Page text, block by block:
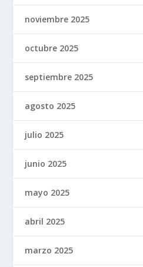
noviembre 2025
octubre 2025
septiembre 2025
agosto 2025
julio 2025
junio 2025
mayo 2025
abril 2025
marzo 2025